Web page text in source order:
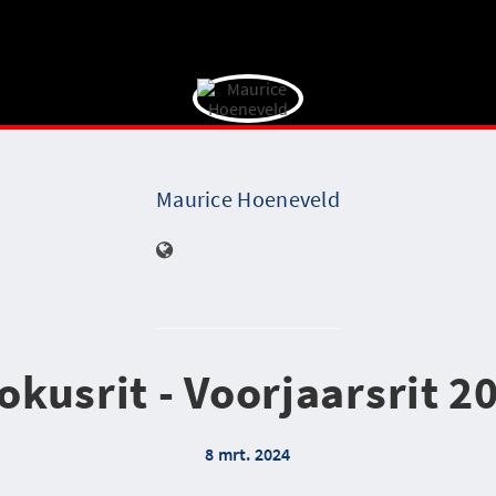
Maurice Hoeneveld
- Voorjaarsrit
8 mrt. 2024